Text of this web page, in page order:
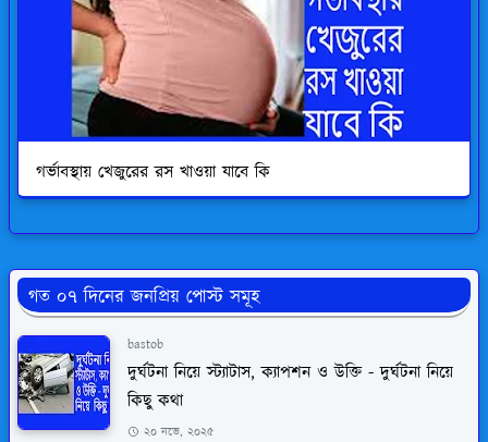
গর্ভাবস্থায় খেজুরের রস খাওয়া যাবে কি
গত ০৭ দিনের জনপ্রিয় পোস্ট সমূহ
bastob
দুর্ঘটনা নিয়ে স্ট্যাটাস, ক্যাপশন ও উক্তি - দুর্ঘটনা নিয়ে
কিছু কথা
২০ নভে, ২০২৫